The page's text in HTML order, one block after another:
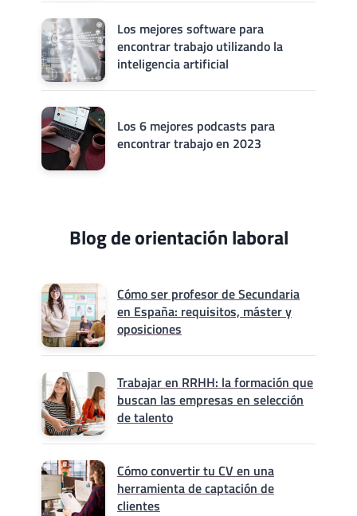
Los mejores software para
encontrar trabajo utilizando la
inteligencia artificial
Los 6 mejores podcasts para
encontrar trabajo en 2023
Blog de orientación laboral
Cómo ser profesor de Secundaria
en España: requisitos, máster y
oposiciones
Trabajar en RRHH: la formación que
buscan las empresas en selección
de talento
Cómo convertir tu CV en una
herramienta de captación de
clientes